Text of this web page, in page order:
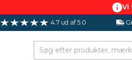
Vi
4.7 ud af 5.0